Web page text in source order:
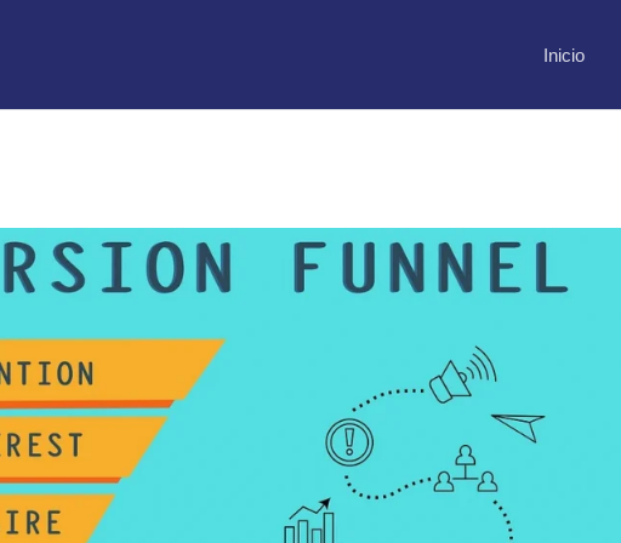
Inicio